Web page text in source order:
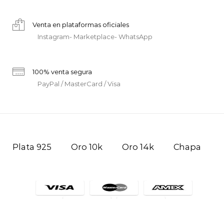
Venta en plataformas oficiales
Instagram- Marketplace- WhatsApp
100% venta segura
PayPal / MasterCard / Visa
Plata 925 Oro 10k Oro 14k Chapa